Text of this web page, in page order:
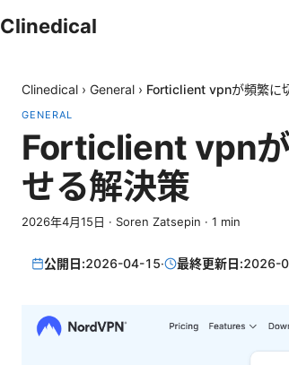
Clinedical
Clinedical › General › Forticlient vpnが頻繁に
GENERAL
Forticlient vpnが
せる解決策
2026年4月15日 · Soren Zatsepin · 1 min
公開日:2026-04-15· 最終更新日:2026-